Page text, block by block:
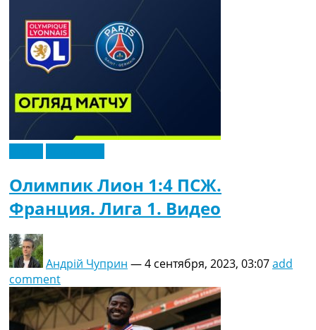
Олимпик Лион 1:4 ПСЖ.
Франция. Лига 1. Видео
Андрій Чуприн —4 сентября, 2023, 03:07add
comment